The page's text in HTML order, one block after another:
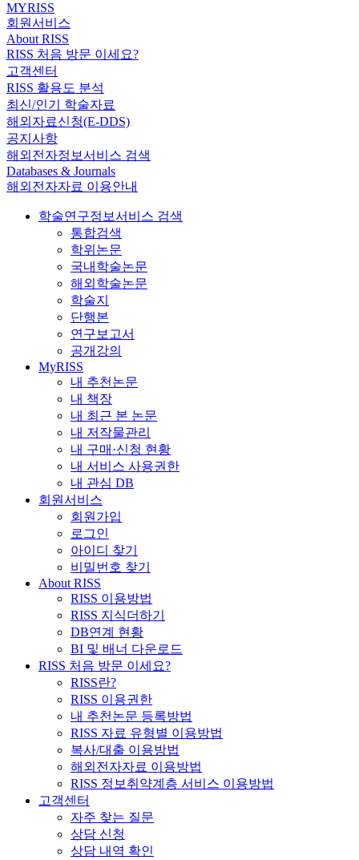
MYRISS
회원서비스
About RISS
RISS 처음 방문 이세요?
고객센터
RISS 활용도 분석
최신/인기 학술자료
해외자료신청(E-DDS)
공지사항
해외전자정보서비스 검색
Databases & Journals
해외전자자료 이용안내
학술연구정보서비스 검색
통합검색
학위논문
국내학술논문
해외학술논문
학술지
단행본
연구보고서
공개강의
MyRISS
내 추천논문
내 책장
내 최근 본 논문
내 저작물관리
내 구매·신청 현황
내 서비스 사용권한
내 관심 DB
회원서비스
회원가입
로그인
아이디 찾기
비밀번호 찾기
About RISS
RISS 이용방법
RISS 지식더하기
DB연계 현황
BI 및 배너 다운로드
RISS 처음 방문 이세요?
RISS란?
RISS 이용권한
내 추천논문 등록방법
RISS 자료 유형별 이용방법
복사/대출 이용방법
해외전자자료 이용방법
RISS 정보취약계층 서비스 이용방법
고객센터
자주 찾는 질문
상담 신청
상담 내역 확인